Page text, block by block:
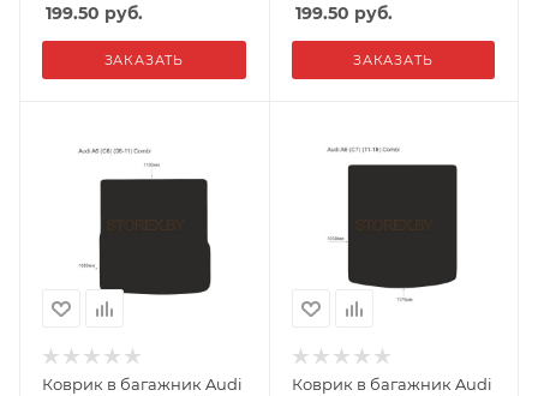
199.50 руб.
ЗАКАЗАТЬ
199.50 руб.
ЗАКАЗАТЬ
Коврик в багажник Audi
Коврик в багажник Audi